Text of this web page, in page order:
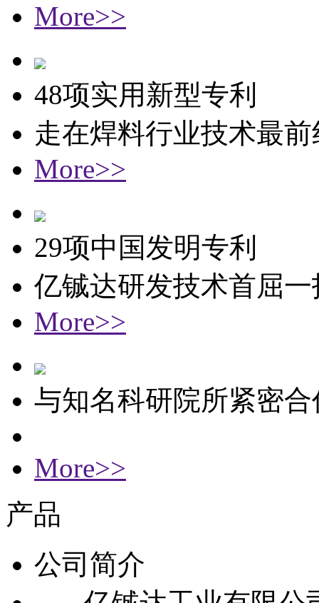
More>>
48项实用新型专利
走在焊料行业技术最前
More>>
29项中国发明专利
亿铖达研发技术首屈一
More>>
与知名科研院所紧密合
More>>
产品
公司简介